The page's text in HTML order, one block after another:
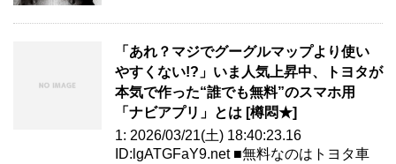
「あれ？マジでグーグルマップより使い
やすくない!?」いま人気上昇中、トヨタが
本気で作った“誰でも無料”のスマホ用
「ナビアプリ」とは [樽悶★]
1: 2026/03/21(土) 18:40:23.16
ID:lgATGFaY9.net ■無料なのはトヨタ車